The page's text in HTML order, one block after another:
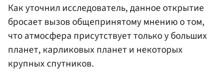
Как уточнил исследователь, данное открытие
бросает вызов общепринятому мнению о том,
что атмосфера присутствует только у больших
планет, карликовых планет и некоторых
крупных спутников.